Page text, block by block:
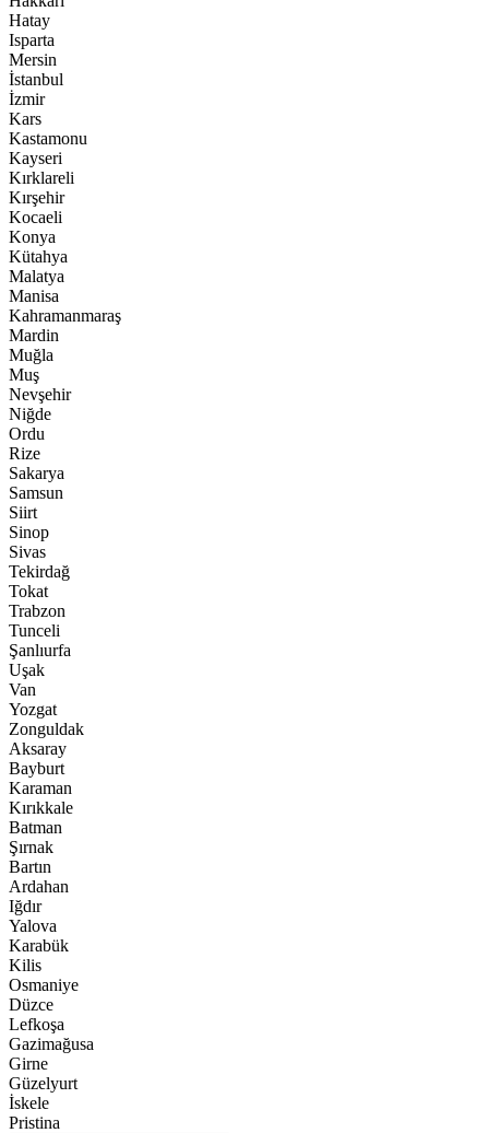
Hatay
Isparta
Mersin
İstanbul
İzmir
Kars
Kastamonu
Kayseri
Kırklareli
Kırşehir
Kocaeli
Konya
Kütahya
Malatya
Manisa
Kahramanmaraş
Mardin
Muğla
Muş
Nevşehir
Niğde
Ordu
Rize
Sakarya
Samsun
Siirt
Sinop
Sivas
Tekirdağ
Tokat
Trabzon
Tunceli
Şanlıurfa
Uşak
Van
Yozgat
Zonguldak
Aksaray
Bayburt
Karaman
Kırıkkale
Batman
Şırnak
Bartın
Ardahan
Iğdır
Yalova
Karabük
Kilis
Osmaniye
Düzce
Lefkoşa
Gazimağusa
Girne
Güzelyurt
İskele
Pristina